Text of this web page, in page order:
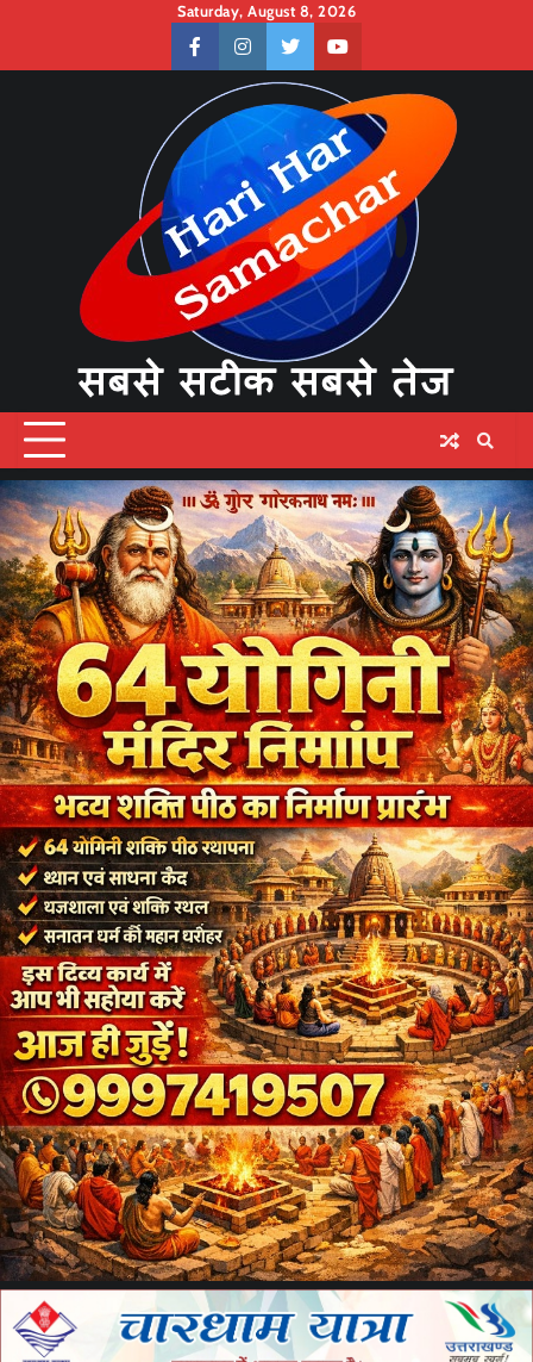
content
Saturday, August 8, 2026
facebookinstagramtwitteryoutube